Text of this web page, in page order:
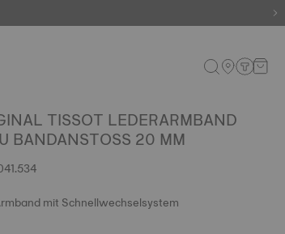
TISSOT LEDERARMBAND
BANDANSTOSS 20 MM
mit Schnellwechselsystem